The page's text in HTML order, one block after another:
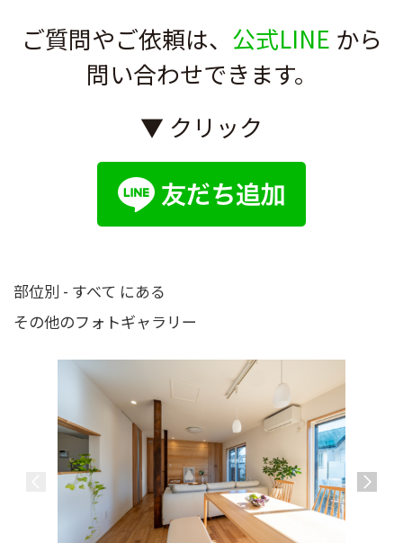
ご質問やご依頼は、 公式LINE から
問い合わせできます。
▼ クリック
部位別 - すべて にある
その他のフォトギャラリー